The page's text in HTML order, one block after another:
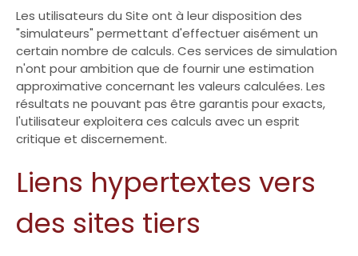
Les utilisateurs du Site ont à leur disposition des
"simulateurs" permettant d'effectuer aisément un
certain nombre de calculs. Ces services de simulation
n'ont pour ambition que de fournir une estimation
approximative concernant les valeurs calculées. Les
résultats ne pouvant pas être garantis pour exacts,
l'utilisateur exploitera ces calculs avec un esprit
critique et discernement.
Liens hypertextes vers
des sites tiers